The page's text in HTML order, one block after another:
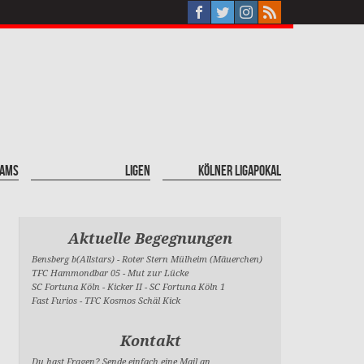
Ligen Kölner Ligapokal
Aktuelle Begegnungen
Bensberg b(Allstars)-Roter Stern Mülheim (Mäuerchen)
TFC Hammondbar 05-Mut zur Lücke
SC Fortuna Köln - Kicker II-SC Fortuna Köln 1
Fast Furios- TFC Kosmos Schäl Kick
Kontakt
Du hast Fragen? Sende einfach eine Mail an